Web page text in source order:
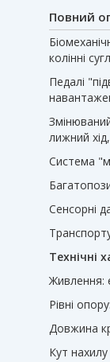
Повний
колінні
Педалі
лижний
Система
Сенсорні
Технічні
Живлення:
Рівні
Довжина
Кут